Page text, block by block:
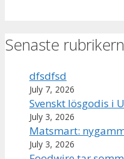
Senaste
dfsdfsd
July 7, 2026
Svenskt lösgodis i
July 3, 2026
Matsmart:
July 3, 2026